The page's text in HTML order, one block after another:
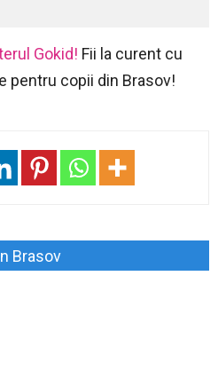
Gokid! Fii la curent cu
pentru copii din Brasov!
Brasov